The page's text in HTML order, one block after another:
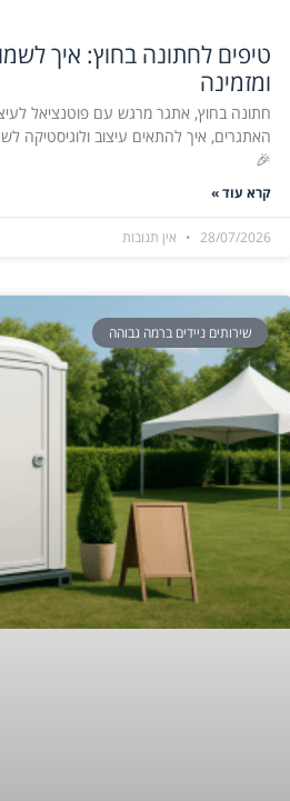
טיפים לחתונה בחוץ: איך
ומזמינה
חתונה בחוץ, אתגר מרגש עם פוטנציאל
האתגרים, איך להתאים עיצוב ולוגיסטיקה
🎉
קרא עוד »
28/07/2026 אין תגובות
שירותים ניידים ברמה גבוהה